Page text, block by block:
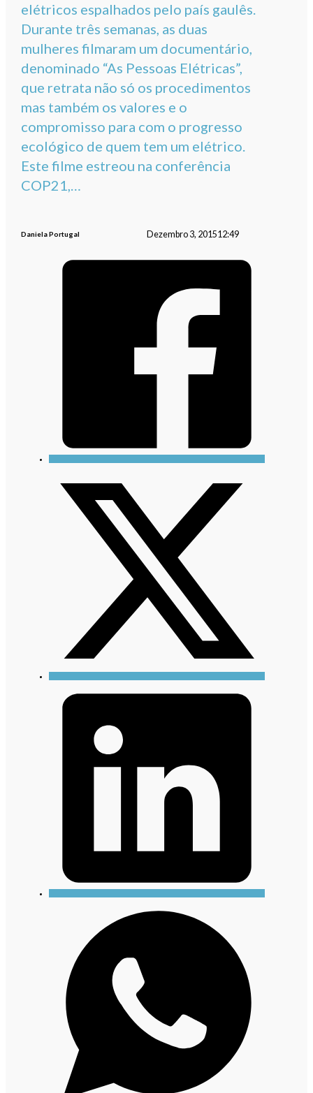
elétricos espalhados pelo país gaulês.
Durante três semanas, as duas
mulheres filmaram um documentário,
denominado “As Pessoas Elétricas”,
que retrata não só os procedimentos
mas também os valores e o
compromisso para com o progresso
ecológico de quem tem um elétrico.
Este filme estreou na conferência
COP21,…
Daniela Portugal Dezembro 3, 201512:49